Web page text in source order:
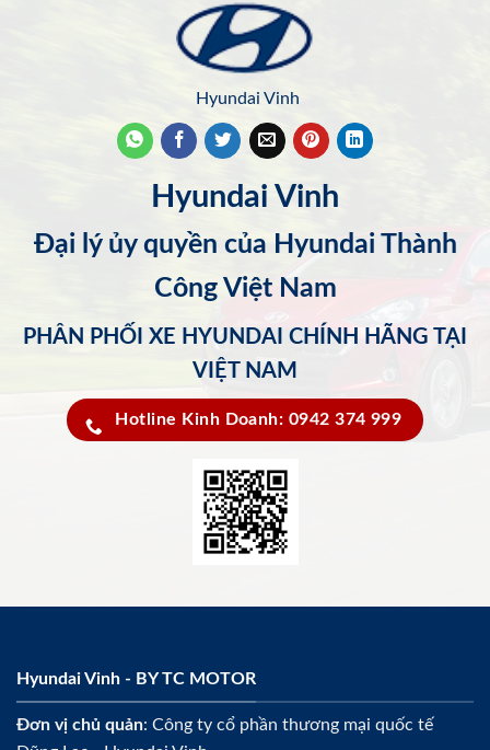
Hyundai Vinh
Hyundai Vinh
Đại lý ủy quyền của Hyundai Thành
Công Việt Nam
PHÂN PHỐI XE HYUNDAI CHÍNH HÃNG TẠI
VIỆT NAM
Hotline Kinh Doanh: 0942 374 999
Hyundai Vinh - BY TC MOTOR
Đơn vị chủ quản: Công ty cổ phần thương mại quốc tế